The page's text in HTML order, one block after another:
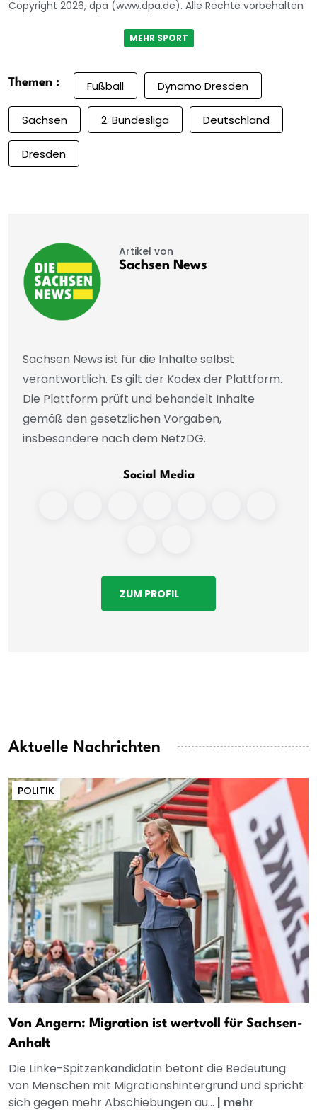
Copyright 2026, dpa (www.dpa.de). Alle Rechte vorbehalten
MEHR SPORT
Themen : Fußball Dynamo Dresden
Sachsen 2. Bundesliga Deutschland
Dresden
Artikel von
Sachsen News
Sachsen News ist für die Inhalte selbst
verantwortlich. Es gilt der Kodex der Plattform.
Die Plattform prüft und behandelt Inhalte
gemäß den gesetzlichen Vorgaben,
insbesondere nach dem NetzDG.
Social Media
ZUM PROFIL
Aktuelle Nachrichten
POLITIK
Von Angern: Migration ist wertvoll für Sachsen-
Anhalt
Die Linke-Spitzenkandidatin betont die Bedeutung
von Menschen mit Migrationshintergrund und spricht
sich gegen mehr Abschiebungen au... | mehr